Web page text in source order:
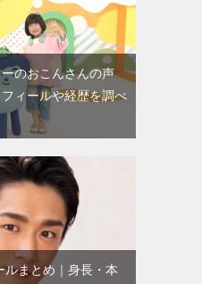
のおこんさんの声
ィールや経歴を調べ
ルまとめ｜身長・本